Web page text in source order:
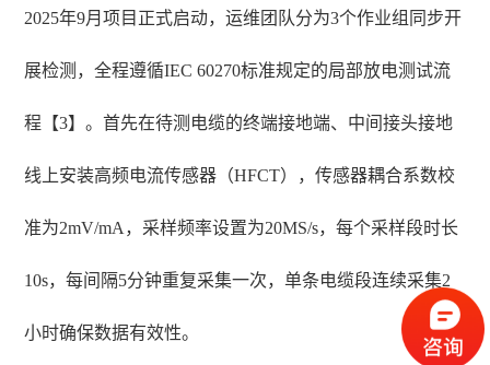
2025年9月项目正式启动，运维团队分为3个作业组同步开
展检测，全程遵循IEC 60270标准规定的局部放电测试流
程【3】。首先在待测电缆的终端接地端、中间接头接地
线上安装高频电流传感器（HFCT），传感器耦合系数校
准为2mV/mA，采样频率设置为20MS/s，每个采样段时长
10s，每间隔5分钟重复采集一次，单条电缆段连续采集2
小时确保数据有效性。